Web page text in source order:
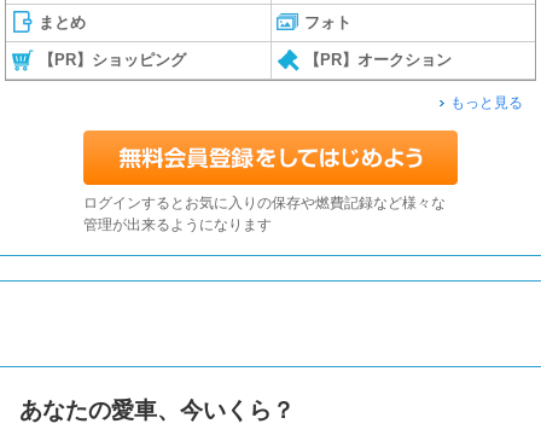
まとめ フォト
【PR】ショッピング 【PR】オークション
もっと見る
ログインするとお気に入りの保存や燃費記録など様々な
管理が出来るようになります
あなたの愛車、今いくら？